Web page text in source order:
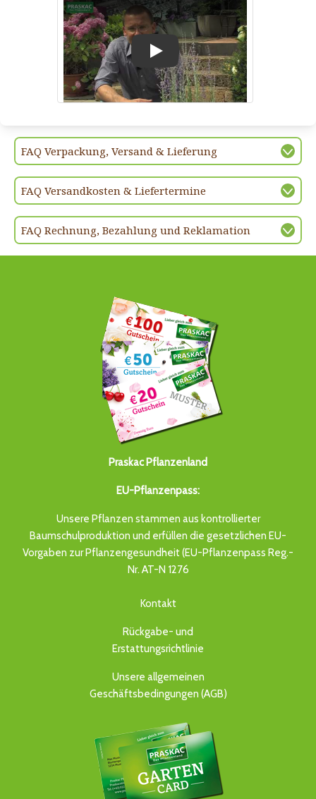
FAQ Verpackung, Versand & Lieferung
FAQ Versandkosten & Liefertermine
FAQ Rechnung, Bezahlung und Reklamation
Praskac Pflanzenland
EU-Pflanzenpass:
Unsere Pflanzen stammen aus kontrollierter
Baumschulproduktion und erfüllen die gesetzlichen EU-
Vorgaben zur Pflanzengesundheit (EU-Pflanzenpass Reg.-
Nr. AT-N 1276
Kontakt
Rückgabe- und
Erstattungsrichtlinie
Unsere allgemeinen
Geschäftsbedingungen (AGB)